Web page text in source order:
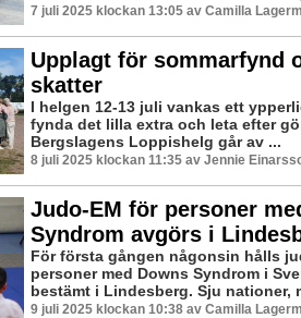
7 juli 2025 klockan 13:05 av Camilla
Upplagt för sommarfynd
skatter
I helgen 12-13 juli vankas ett
fynda det lilla extra och leta efter
Bergslagens Loppishelg går av ...
8 juli 2025 klockan 11:35 av Jennie
Judo-EM för personer
Syndrom avgörs i
För första gången någonsin hålls
personer med Downs Syndrom i
bestämt i Lindesberg. Sju nationer,
9 juli 2025 klockan 10:38 av Camilla